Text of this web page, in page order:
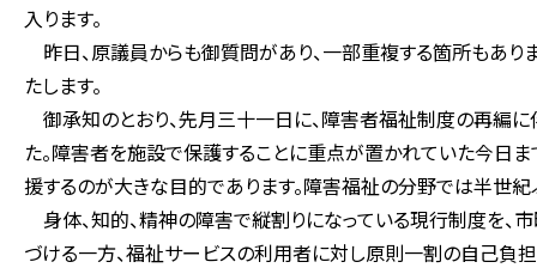
入ります。
昨日、原議員からも御質問があり、一部重複する箇所もあ
たします。
御承知のとおり、先月三十一日に、障害者福祉制度の再編
た。障害者を施設で保護することに重点が置かれていた今日
援するのが大きな目的であります。障害福祉の分野では半世紀
身体、知的、精神の障害で縦割りになっている現行制度を
づける一方、福祉サービスの利用者に対し原則一割の自己負